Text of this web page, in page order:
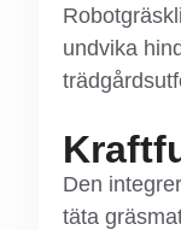
undvika
Den
täta